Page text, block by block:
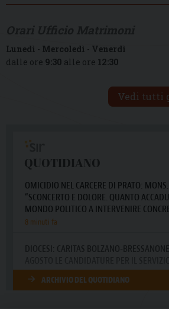
Lunedì - Mercoledì - Venerdì
dalle ore 9:30 alle ore 12:30
Vedi tutti